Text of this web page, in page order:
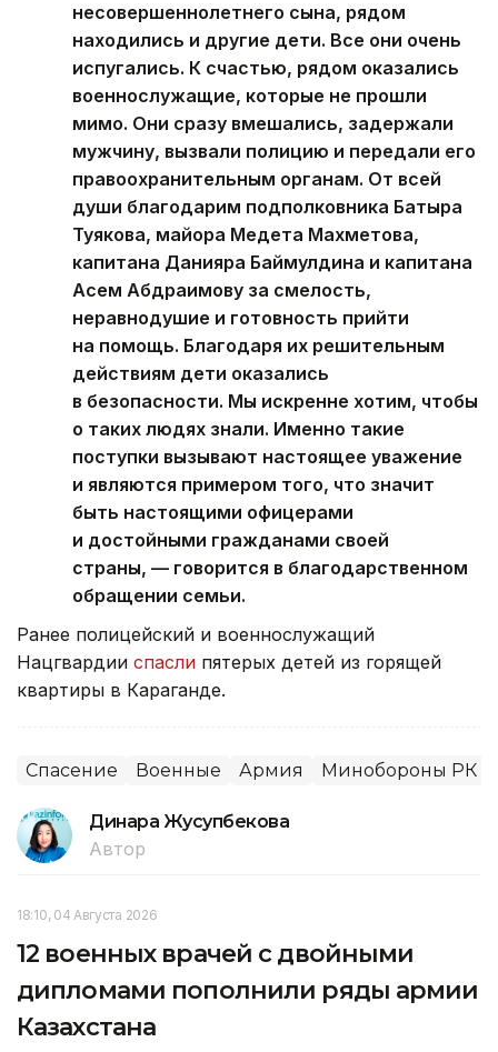
несовершеннолетнего сына, рядом
находились и другие дети. Все они очень
испугались. К счастью, рядом оказались
военнослужащие, которые не прошли
мимо. Они сразу вмешались, задержали
мужчину, вызвали полицию и передали его
правоохранительным органам. От всей
души благодарим подполковника Батыра
Туякова, майора Медета Махметова,
капитана Данияра Баймулдина и капитана
Асем Абдраимову за смелость,
неравнодушие и готовность прийти
на помощь. Благодаря их решительным
действиям дети оказались
в безопасности. Мы искренне хотим, чтобы
о таких людях знали. Именно такие
поступки вызывают настоящее уважение
и являются примером того, что значит
быть настоящими офицерами
и достойными гражданами своей
страны, — говорится в благодарственном
обращении семьи.
Ранее полицейский и военнослужащий
Нацгвардии спасли пятерых детей из горящей
квартиры в Караганде.
Спасение Военные Армия Минобороны РК
Динара Жусупбекова
Автор
18:10, 04 Августа 2026
12 военных врачей с двойными
дипломами пополнили ряды армии
Казахстана